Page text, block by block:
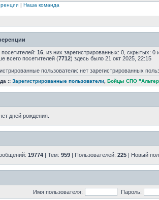
| Наша команда
посетителей: 16 , из них зарегистрированных: 0, скрытых:
всего посетителей (7712) здесь было 21 окт 2025, 22:15
пользователи: нет зарегистрированных
:: Зарегистрированные пользователи Бойцы СПО
дней рождения.
19774 | Тем: 959 | Пользователей: 225 | Новый
Имя пользователя: Пароль: